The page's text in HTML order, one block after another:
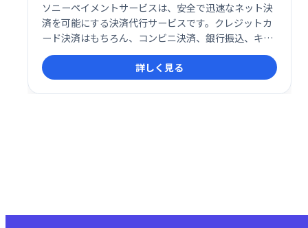
ソニーペイメントサービスは、安全で迅速なネット決
済を可能にする決済代行サービスです。クレジットカ
ード決済はもちろん、コンビニ決済、銀行振込、キャ
リア決済など、多様な決済手段に対応。事業規模やニ
ーズに合わせた最適なソリューションを提供し、スム
ーズな売買を実現します。
詳しく見る